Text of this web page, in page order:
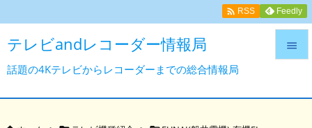
テレビandレコーダー情報局
話題の4Kテレビからレコーダーまでの総合情報局

 RSS Feedly